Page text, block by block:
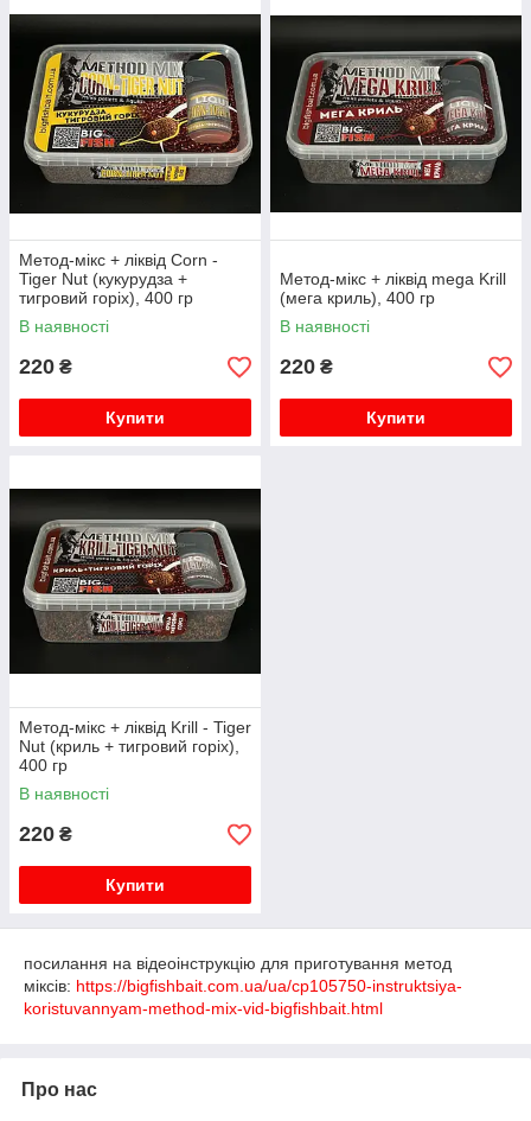
Метод-мікс + ліквід Corn -
Tiger Nut (кукурудза +
тигровий горіх), 400 гр
В наявності
220 ₴
Купити
Метод-мікс + ліквід mega Krill
(мега криль), 400 гр
В наявності
220 ₴
Купити
Метод-мікс + ліквід Krill - Tiger
Nut (криль + тигровий горіх),
400 гр
В наявності
220 ₴
Купити
посилання на відеоінструкцію для приготування метод
міксів: https://bigfishbait.com.ua/ua/cp105750-instruktsiya-
koristuvannyam-method-mix-vid-bigfishbait.html
Про нас